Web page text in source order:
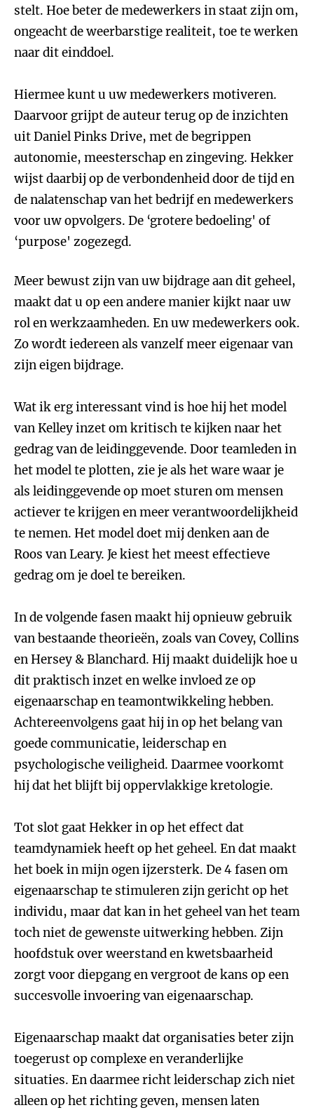
stelt. Hoe beter de medewerkers in staat zijn om,
ongeacht de weerbarstige realiteit, toe te werken
naar dit einddoel.
Hiermee kunt u uw medewerkers motiveren.
Daarvoor grijpt de auteur terug op de inzichten
uit Daniel Pinks Drive, met de begrippen
autonomie, meesterschap en zingeving. Hekker
wijst daarbij op de verbondenheid door de tijd en
de nalatenschap van het bedrijf en medewerkers
voor uw opvolgers. De ‘grotere bedoeling' of
‘purpose' zogezegd.
Meer bewust zijn van uw bijdrage aan dit geheel,
maakt dat u op een andere manier kijkt naar uw
rol en werkzaamheden. En uw medewerkers ook.
Zo wordt iedereen als vanzelf meer eigenaar van
zijn eigen bijdrage.
Wat ik erg interessant vind is hoe hij het model
van Kelley inzet om kritisch te kijken naar het
gedrag van de leidinggevende. Door teamleden in
het model te plotten, zie je als het ware waar je
als leidinggevende op moet sturen om mensen
actiever te krijgen en meer verantwoordelijkheid
te nemen. Het model doet mij denken aan de
Roos van Leary. Je kiest het meest effectieve
gedrag om je doel te bereiken.
In de volgende fasen maakt hij opnieuw gebruik
van bestaande theorieën, zoals van Covey, Collins
en Hersey & Blanchard. Hij maakt duidelijk hoe u
dit praktisch inzet en welke invloed ze op
eigenaarschap en teamontwikkeling hebben.
Achtereenvolgens gaat hij in op het belang van
goede communicatie, leiderschap en
psychologische veiligheid. Daarmee voorkomt
hij dat het blijft bij oppervlakkige kretologie.
Tot slot gaat Hekker in op het effect dat
teamdynamiek heeft op het geheel. En dat maakt
het boek in mijn ogen ijzersterk. De 4 fasen om
eigenaarschap te stimuleren zijn gericht op het
individu, maar dat kan in het geheel van het team
toch niet de gewenste uitwerking hebben. Zijn
hoofdstuk over weerstand en kwetsbaarheid
zorgt voor diepgang en vergroot de kans op een
succesvolle invoering van eigenaarschap.
Eigenaarschap maakt dat organisaties beter zijn
toegerust op complexe en veranderlijke
situaties. En daarmee richt leiderschap zich niet
alleen op het richting geven, mensen laten